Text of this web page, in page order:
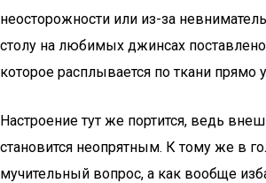
неосторожности или из-за
столу на любимых джинсах
которое расплывается по ткани прямо
Настроение тут же портится, ведь
становится неопрятным. К тому же в
мучительный вопрос, а как вообще